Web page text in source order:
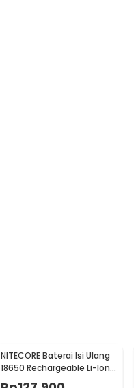
NITECORE Baterai Isi Ulang
18650 Rechargeable Li-Ion
3.7V 2300mAh 1PCS - NL1823